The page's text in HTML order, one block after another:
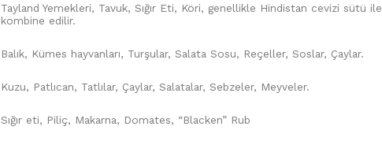
Tayland Yemekleri, Tavuk, Sığır Eti, Köri, genellikle Hindistan cevizi sütü ile
kombine edilir.
Balık, Kümes hayvanları, Turşular, Salata Sosu, Reçeller, Soslar, Çaylar.
Kuzu, Patlıcan, Tatlılar, Çaylar, Salatalar, Sebzeler, Meyveler.
Sığır eti, Piliç, Makarna, Domates, “Blacken” Rub